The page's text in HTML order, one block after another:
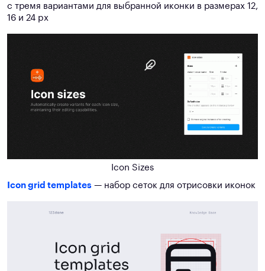
с тремя вариантами для выбранной иконки в размерах 12,
16 и 24 px
Icon Sizes
Icon grid templates — набор сеток для отрисовки иконок